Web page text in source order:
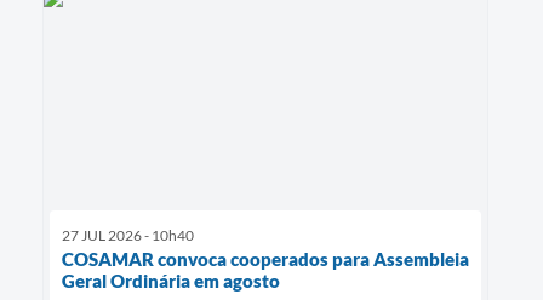
27 JUL 2026 - 10h40
COSAMAR convoca cooperados para Assembleia
Geral Ordinária em agosto